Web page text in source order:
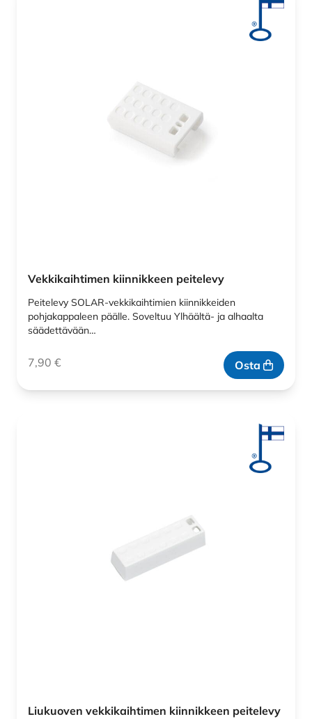
Vekkikaihtimen kiinnikkeen peitelevy
Peitelevy SOLAR-vekkikaihtimien kiinnikkeiden
pohjakappaleen päälle. Soveltuu Ylhäältä- ja alhaalta
säädettävään…
7,90 € Osta
Liukuoven vekkikaihtimen kiinnikkeen peitelevy